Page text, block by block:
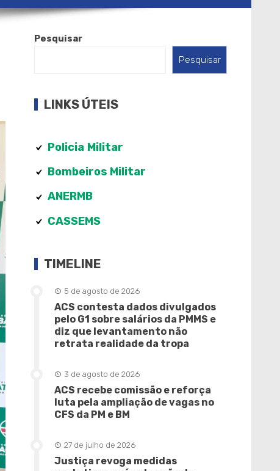
Pesquisar
Pesquisar
LINKS ÚTEIS
Policia Militar
Bombeiros Militar
ANERMB
CASSEMS
TIMELINE
5 de agosto de 2026
ACS contesta dados divulgados
pelo G1 sobre salários da PMMS e
diz que levantamento não
retrata realidade da tropa
3 de agosto de 2026
ACS recebe comissão e reforça
luta pela ampliação de vagas no
CFS da PM e BM
27 de julho de 2026
Justiça revoga medidas